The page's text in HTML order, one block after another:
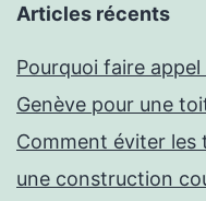
Articles récents
Pourquoi faire
Genève pour une
Comment éviter les
une construction